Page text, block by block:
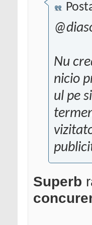
Nu
nicio
ul pe
Superb